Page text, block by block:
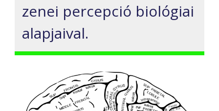
zenei percepció biológiai
alapjaival.